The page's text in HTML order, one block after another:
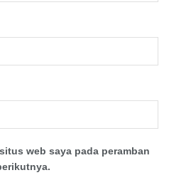
web saya pada peramban